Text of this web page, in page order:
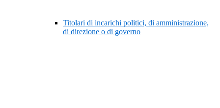
Titolari di incarichi politici, di amministrazione,
di direzione o di governo